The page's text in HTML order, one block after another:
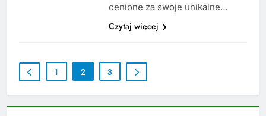
cenione za swoje unikalne…
Czytaj więcej
1 2 3